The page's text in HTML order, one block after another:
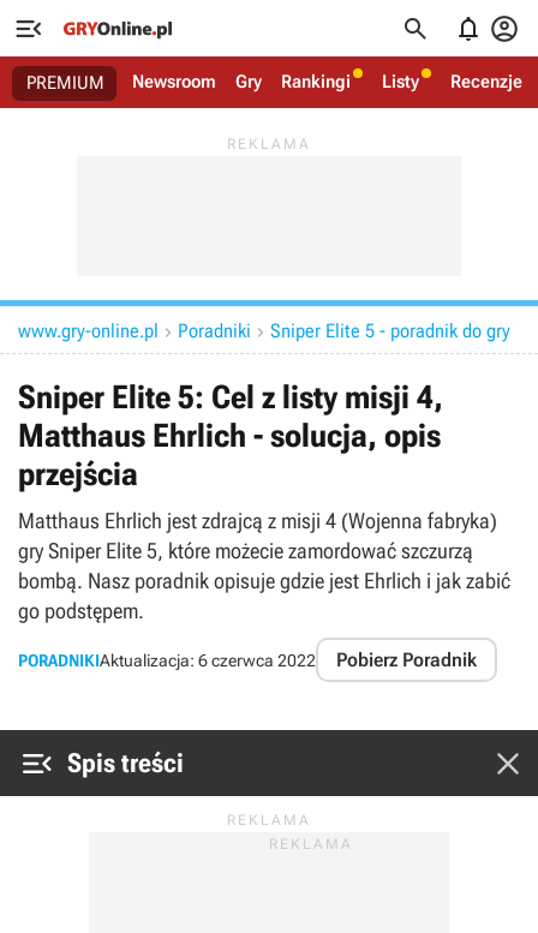
   
PREMIUM Newsroom Gry Rankingi Listy Recenzje
www.gry-online.pl  Poradniki  Sniper Elite 5 - poradnik do gry
Sniper Elite 5: Cel z listy misji 4,
Matthaus Ehrlich - solucja, opis
przejścia
Matthaus Ehrlich jest zdrajcą z misji 4 (Wojenna fabryka)
gry Sniper Elite 5, które możecie zamordować szczurzą
bombą. Nasz poradnik opisuje gdzie jest Ehrlich i jak zabić
go podstępem.
PORADNIKIAktualizacja: 6 czerwca 2022 Pobierz Poradnik
 Spis treści 